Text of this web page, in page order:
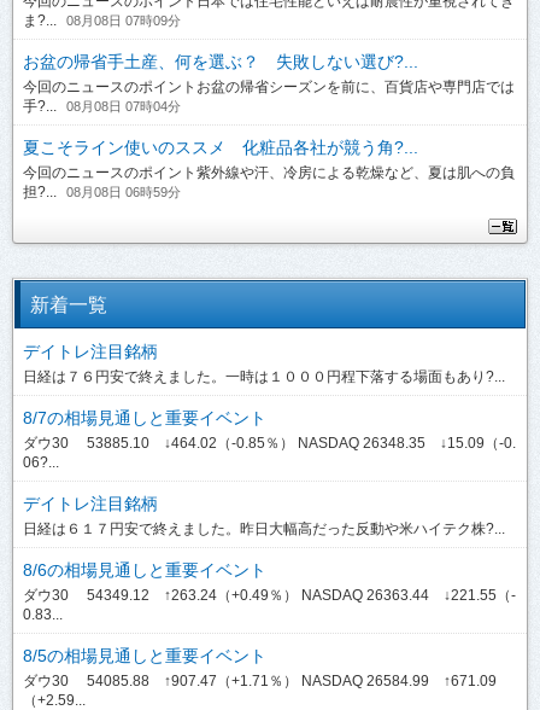
ま?...
08月08日 07時09分
お盆の帰省手土産、何を選ぶ？ 失敗しない選び?...
今回のニュースのポイントお盆の帰省シーズンを前に、百貨店や専門店では
手?...
08月08日 07時04分
夏こそライン使いのススメ 化粧品各社が競う角?...
今回のニュースのポイント紫外線や汗、冷房による乾燥など、夏は肌への負
担?...
08月08日 06時59分
新着一覧
デイトレ注目銘柄
日経は７６円安で終えました。一時は１０００円程下落する場面もあり?...
8/7の相場見通しと重要イベント
ダウ30 53885.10 ↓464.02（-0.85％） NASDAQ 26348.35 ↓15.09（-0.
06?...
デイトレ注目銘柄
日経は６１７円安で終えました。昨日大幅高だった反動や米ハイテク株?...
8/6の相場見通しと重要イベント
ダウ30 54349.12 ↑263.24（+0.49％） NASDAQ 26363.44 ↓221.55（-
0.83...
8/5の相場見通しと重要イベント
ダウ30 54085.88 ↑907.47（+1.71％） NASDAQ 26584.99 ↑671.09
（+2.59...